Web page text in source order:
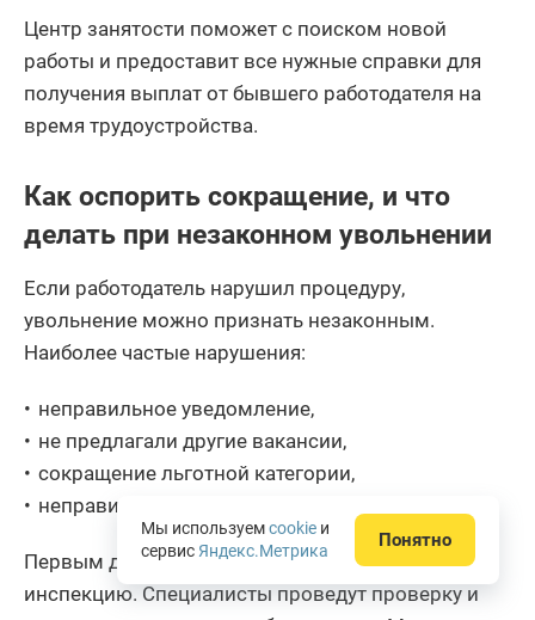
Центр занятости поможет с поиском новой
работы и предоставит все нужные справки для
получения выплат от бывшего работодателя на
время трудоустройства.
Как оспорить сокращение, и что
делать при незаконном увольнении
Если работодатель нарушил процедуру,
увольнение можно признать незаконным.
Наиболее частые нарушения:
неправильное уведомление,
не предлагали другие вакансии,
сокращение льготной категории,
неправильная формулировка в приказе.
Первым делом обратитесь в трудовую
инспекцию. Специалисты проведут проверку и
Мы используемcookie и
сервис Яндекс.Метрика Понятно